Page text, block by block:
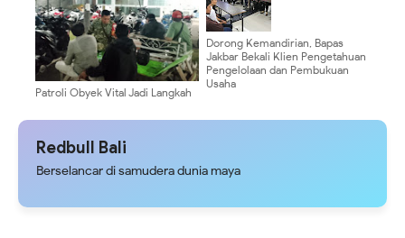
Patroli Obyek Vital Jadi Langkah
Gangguan Kamtibmas
Dorong Kemandirian, Bapas
Jakbar Bekali Klien Pengetahuan
Pengelolaan dan Pembukuan
Usaha
Redbull Bali
Berselancar di samudera dunia maya